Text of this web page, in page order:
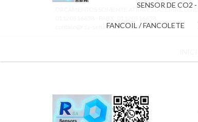
SENSOR DE CO2
FANCOIL / FANCOLETE
ORÇAMENTOS SOMENTE ATRAVÉS DO EMAIL
contato@rsa-sensors.com.br